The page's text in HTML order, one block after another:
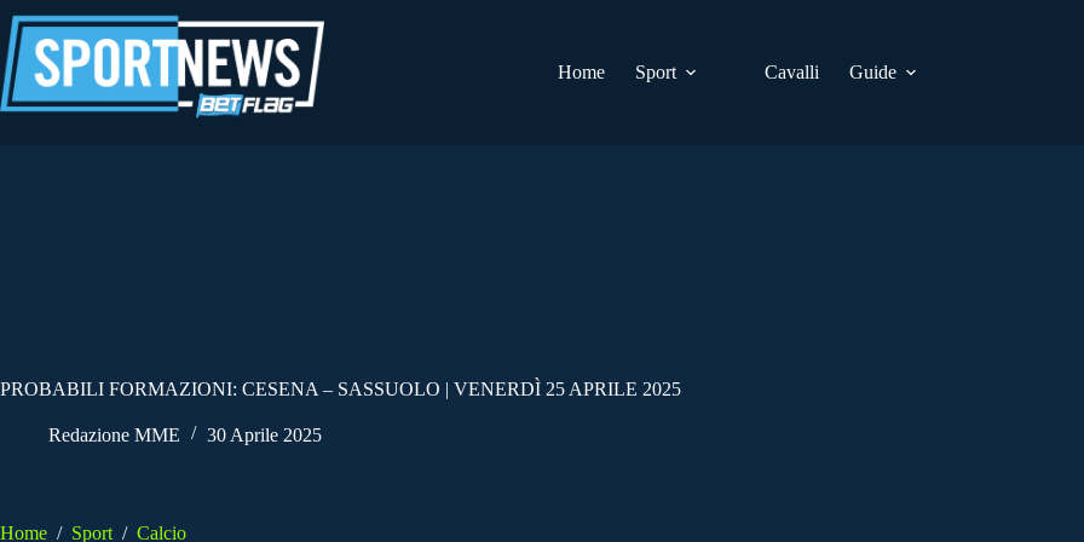
al
contenuto
Home
Sport Cavalli Guide
PROBABILI FORMAZIONI: CESENA – SASSUOLO | VENERDÌ 25 APRILE 2025
Redazione MME 30 Aprile 2025
Home / Sport / Calcio